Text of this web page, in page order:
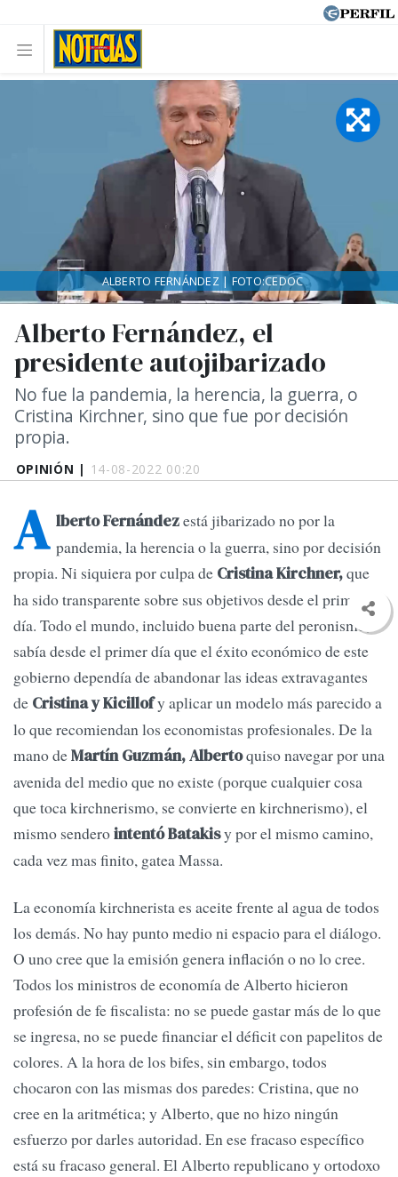
OPINIÓN | 14-08-2022 00:20
Alberto Fernández, el
presidente autojibarizado
No fue la pandemia, la herencia, la guerra, o
Cristina Kirchner, sino que fue por decisión
propia.
ALBERTO FERNÁNDEZ | FOTO:CEDOC
A lberto Fernándezestá jibarizado no por la
pandemia, la herencia o la guerra, sino por decisión
propia. Ni siquiera por culpa de Cristina Kirchner,que
ha sido transparente sobre sus objetivos desde el primer
día. Todo el mundo, incluido buena parte del peronismo,
sabía desde el primer día que el éxito económico de este
gobierno dependía de abandonar las ideas extravagantes
de Cristina y Kicillofy aplicar un modelo más parecido a
lo que recomiendan los economistas profesionales. De la
mano deMartín Guzmán, Albertoquiso navegar por una
avenida del medio que no existe (porque cualquier cosa
que toca kirchnerismo, se convierte en kirchnerismo), el
mismo senderointentó Batakisy por el mismo camino,
cada vez mas finito, gatea Massa.
La economía kirchnerista es aceite frente al agua de todos
los demás. No hay punto medio ni espacio para el diálogo.
O uno cree que la emisión genera inflación o no lo cree.
Todos los ministros de economía de Alberto hicieron
profesión de fe fiscalista: no se puede gastar más de lo que
se ingresa, no se puede financiar el déficit con papelitos de
colores. A la hora de los bifes, sin embargo, todos
chocaron con las mismas dos paredes: Cristina, que no
cree en la aritmética; y Alberto, que no hizo ningún
esfuerzo por darles autoridad. En ese fracaso específico
está su fracaso general. El Alberto republicano y ortodoxo